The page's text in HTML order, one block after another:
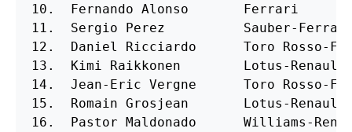
10.  Fernando Alonso       Ferrari
11.  Sergio Perez          Sauber-
12.  Daniel Ricciardo      Toro Rosso-
13.  Kimi Raikkonen        Lotus-
14.  Jean-Eric Vergne      Toro Rosso-
15.  Romain Grosjean       Lotus-
16.  Pastor Maldonado      Williams-